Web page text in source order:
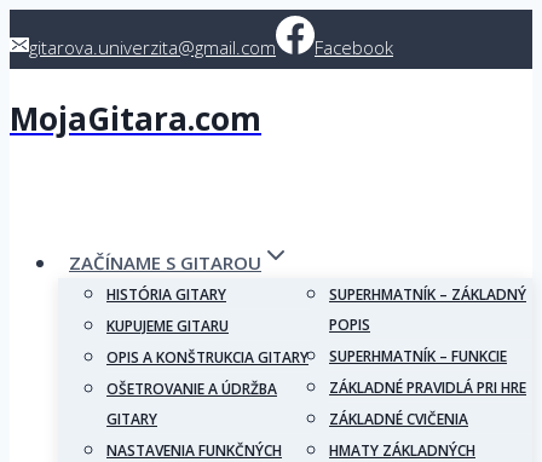
togitarova.univerzita@gmail.com Facebook
MojaGitara.com
ZAČÍNAME S GITAROU
HISTÓRIA GITARY
KUPUJEME GITARU
OPIS A KONŠTRUKCIA GITARY
OŠETROVANIE A ÚDRŽBA
GITARY
NASTAVENIA FUNKČNÝCH
SUPERHMATNÍK – ZÁKLADNÝ
POPIS
SUPERHMATNÍK – FUNKCIE
ZÁKLADNÉ PRAVIDLÁ PRI HRE
ZÁKLADNÉ CVIČENIA
HMATY ZÁKLADNÝCH